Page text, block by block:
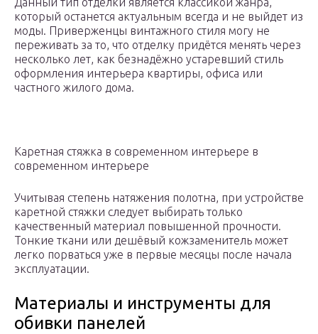
который останется актуальным всегда и не выйдет из
моды. Приверженцы винтажного стиля могу не
переживать за то, что отделку придётся менять через
несколько лет, как безнадёжно устаревший стиль
оформления интерьера квартиры, офиса или
частного жилого дома.
Каретная стяжка в современном интерьере в
современном интерьере
Учитывая степень натяжения полотна, при устройстве
каретной стяжки следует выбирать только
качественный материал повышенной прочности.
Тонкие ткани или дешёвый кожзаменитель может
легко порваться уже в первые месяцы после начала
эксплуатации.
Материалы и инструменты для
обивки панелей